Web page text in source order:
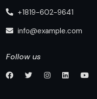
+1819-602-9641
info@example.com
Follow us